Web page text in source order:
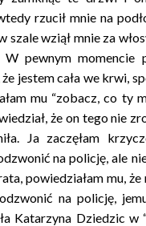
rzucił mnie na
szale wziął mnie za
W pewnym momencie
jestem cała we krwi,
mu “zobacz, co ty
że on tego nie
Ja zaczęłam
na policję, ale
powiedziałam mu, że
na policję,
Katarzyna Dziedzic w